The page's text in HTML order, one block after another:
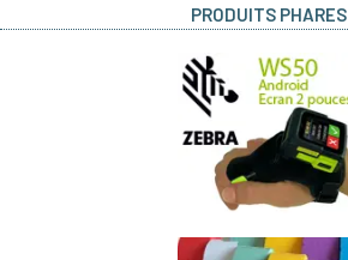
PRODUITS PHARES